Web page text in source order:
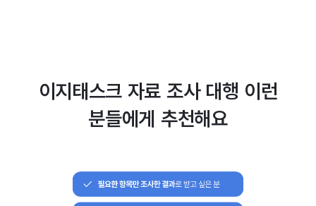
이지태스크 자료 조사 대행 이런
분들에게 추천해요